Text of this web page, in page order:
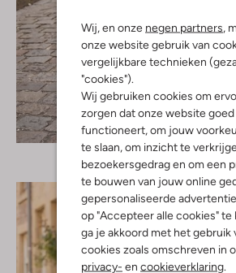
Wij, en onze negen partners ,
onze website gebruik van
vergelijkbare technieken
"cookies").
Wij gebruiken cookies om
zorgen dat onze website goed
functioneert, om jouw
te slaan, om inzicht te
bezoekersgedrag en om een
te bouwen van jouw online
gepersonaliseerde
op "Accepteer alle cookies" te
ga je akkoord met het gebruik
cookies zoals omschreven in
privacy- en cookieverklaring
Ontdek de look